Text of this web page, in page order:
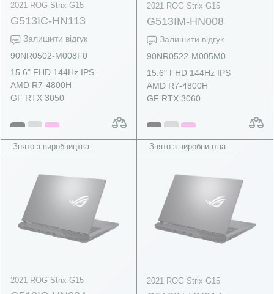
2021 ROG Strix G15
G513IC-HN113
Залишити відгук
90NR0502-M008F0
15.6" FHD 144Hz IPS
AMD R7-4800H
GF RTX 3050
2021 ROG Strix G15
G513IM-HN008
Залишити відгук
90NR0522-M005M0
15.6" FHD 144Hz IPS
AMD R7-4800H
GF RTX 3060
Знято з виробництва
2021 ROG Strix G15
Знято з виробництва
2021 ROG Strix G15